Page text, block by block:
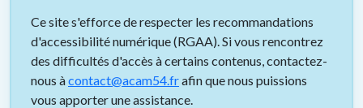
Ce site s'efforce de respecter les recommandations
d'accessibilité numérique (RGAA). Si vous rencontrez
des difficultés d'accès à certains contenus, contactez-
nous àcontact@acam54.frafin que nous puissions
vous apporter une assistance.